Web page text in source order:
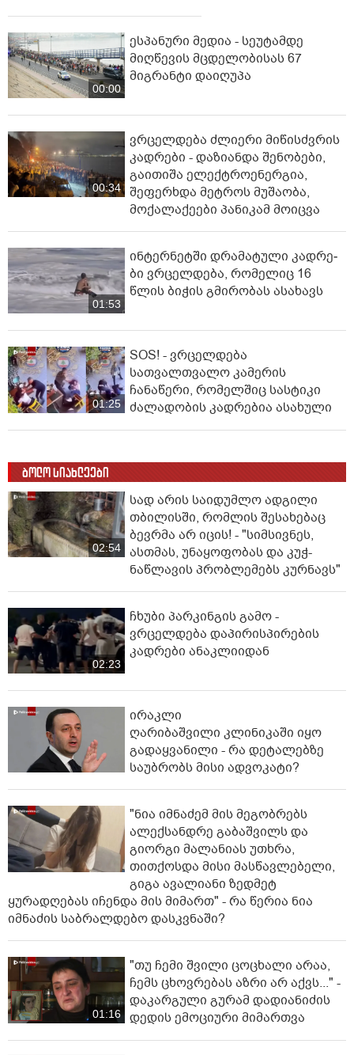
00:00
ესპანური მედია - სეუტამდე
მიღწევის მცდელობისას 67
მიგრანტი დაიღუპა
00:34
ვრცელდება ძლიერი მიწისძვრის
კადრები - დაზიანდა შენობები,
გაითიშა ელექტროენერგია,
შეფერხდა მეტროს მუშაობა,
მოქალაქეები პანიკამ მოიცვა
01:53
ინ­ტერ­ნეტ­ში დრა­მა­ტუ­ლი კად­რე­
ბი ვრცელდება, რომელიც 16
წლის ბიჭის გმირობას ასახავს
01:25
SOS! - ვრცელდება
სათვალთვალო კამერის
ჩანაწერი, რომელშიც სასტიკი
ძალადობის კადრებია ასახული
ბოლო სიახლეები
02:54
სად არის საიდუმლო ადგილი
თბილისში, რომლის შესახებაც
ბევრმა არ იცის! - "სიმსივნეს,
ასთმას, უნაყოფობას და კუჭ-
ნაწლავის პრობლემებს კურნავს"
02:23
ჩხუბი პარკინგის გამო -
ვრცელდება დაპირისპირების
კადრები ანაკლიიდან
ირაკლი
ღარიბაშვილი კლინიკაში იყო
გადაყვანილი - რა დეტალებზე
საუბრობს მისი ადვოკატი?
"ნია იმნაძემ მის მეგობრებს
ალექსანდრე გაბაშვილს და
გიორგი მალანიას უთხრა,
თითქოსდა მისი მასწავლებელი,
გიგა ავალიანი ზედმეტ
ყურადღებას იჩენდა მის მიმართ" - რა წერია ნია
იმნაძის საბრალდებო დასკვნაში?
01:16
"თუ ჩემი შვილი ცოცხალი არაა,
ჩემს ცხოვრებას აზრი არ აქვს..." -
დაკარგული გურამ დადიანიძის
დედის ემოციური მიმართვა